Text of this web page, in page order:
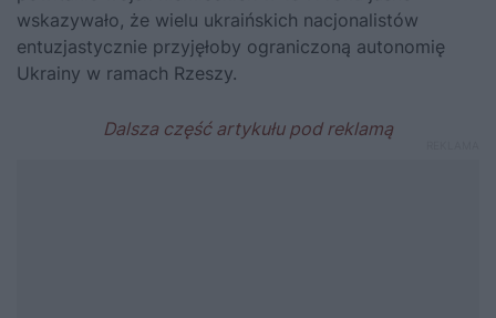
wskazywało, że wielu ukraińskich nacjonalistów
entuzjastycznie przyjęłoby ograniczoną autonomię
Ukrainy w ramach Rzeszy.